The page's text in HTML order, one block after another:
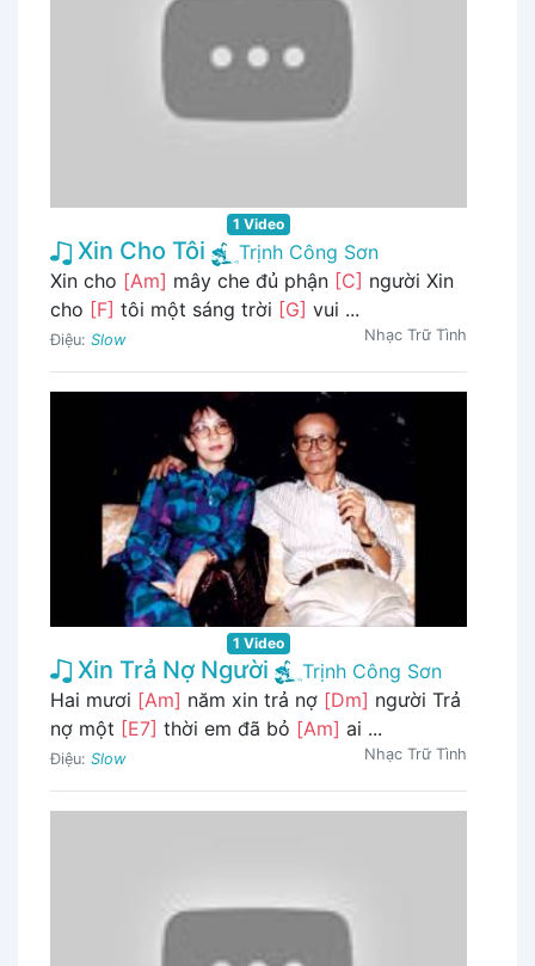
1 Video
Xin Cho Tôi
Trịnh Công Sơn
Xin cho [Am] mây che đủ phận [C] người Xin
cho [F] tôi một sáng trời [G] vui ...
Điệu: Slow Nhạc Trữ Tình
1 Video
Xin Trả Nợ Người
Trịnh Công Sơn
Hai mươi [Am] năm xin trả nợ [Dm] người Trả
nợ một [E7] thời em đã bỏ [Am] ai ...
Điệu: Slow Nhạc Trữ Tình